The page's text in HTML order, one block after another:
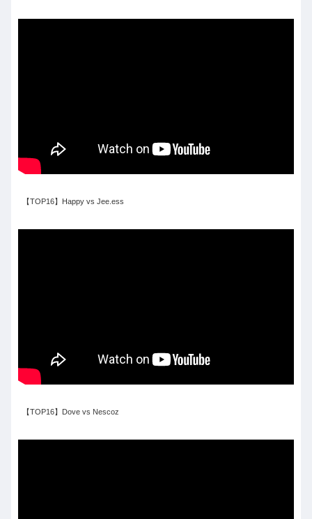
【TOP16】Happy vs Jee.ess
【TOP16】Dove vs Nescoz